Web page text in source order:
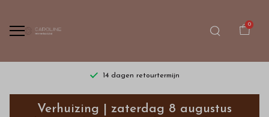
0
14 dagen retourtermijn
TruienVerhuizing | zaterdag 8 augustus